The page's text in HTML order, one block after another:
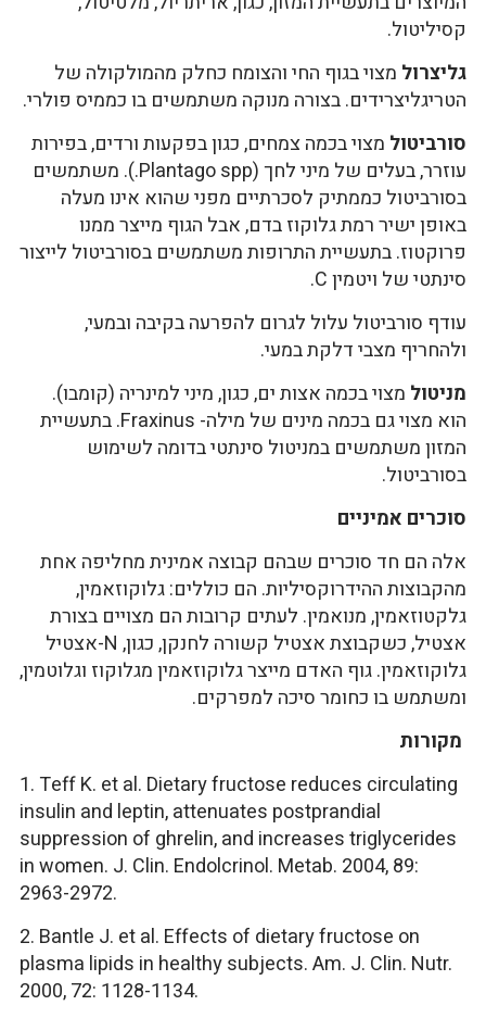
קסיליטול.
גליצרול מצוי בגוף החי והצומח כחלק מהמולקולה של
הטריגליצרידים. בצורה מנוקה משתמשים בו כממיס פולרי.
סורביטול מצוי בכמה צמחים, כגון בפקעות ורדים, בפירות
עוזרר, בעלים של מיני לחך (Plantago spp.). משתמשים
בסורביטול כממתיק לסכרתיים מפני שהוא אינו מעלה
באופן ישיר רמת גלוקוז בדם, אבל הגוף מייצר ממנו
פרוקטוז. בתעשיית התרופות משתמשים בסורביטול לייצור
סינתטי של ויטמין C.
עודף סורביטול עלול לגרום להפרעה בקיבה ובמעי,
ולהחריף מצבי דלקת במעי.
מניטול מצוי בכמה אצות ים, כגון, מיני למינריה (קומבו).
הוא מצוי גם בכמה מינים של מילה- Fraxinus. בתעשיית
המזון משתמשים במניטול סינתטי בדומה לשימוש
בסורביטול.
סוכרים אמיניים
אלה הם חד סוכרים שבהם קבוצה אמינית מחליפה אחת
מהקבוצות ההידרוקסיליות. הם כוללים: גלוקוזאמין,
גלקטוזאמין, מנואמין. לעתים קרובות הם מצויים בצורת
אצטיל, כשקבוצת אצטיל קשורה לחנקן, כגון, N-אצטיל
גלוקוזאמין. גוף האדם מייצר גלוקוזאמין מגלוקוז וגלוטמין,
ומשתמש בו כחומר סיכה למפרקים.
מקורות
1. Teff K. et al. Dietary fructose reduces circulating
insulin and leptin, attenuates postprandial
suppression of ghrelin, and increases triglycerides
in women. J. Clin. Endolcrinol. Metab. 2004, 89:
2963-2972.
2. Bantle J. et al. Effects of dietary fructose on
plasma lipids in healthy subjects. Am. J. Clin. Nutr.
2000, 72: 1128-1134.